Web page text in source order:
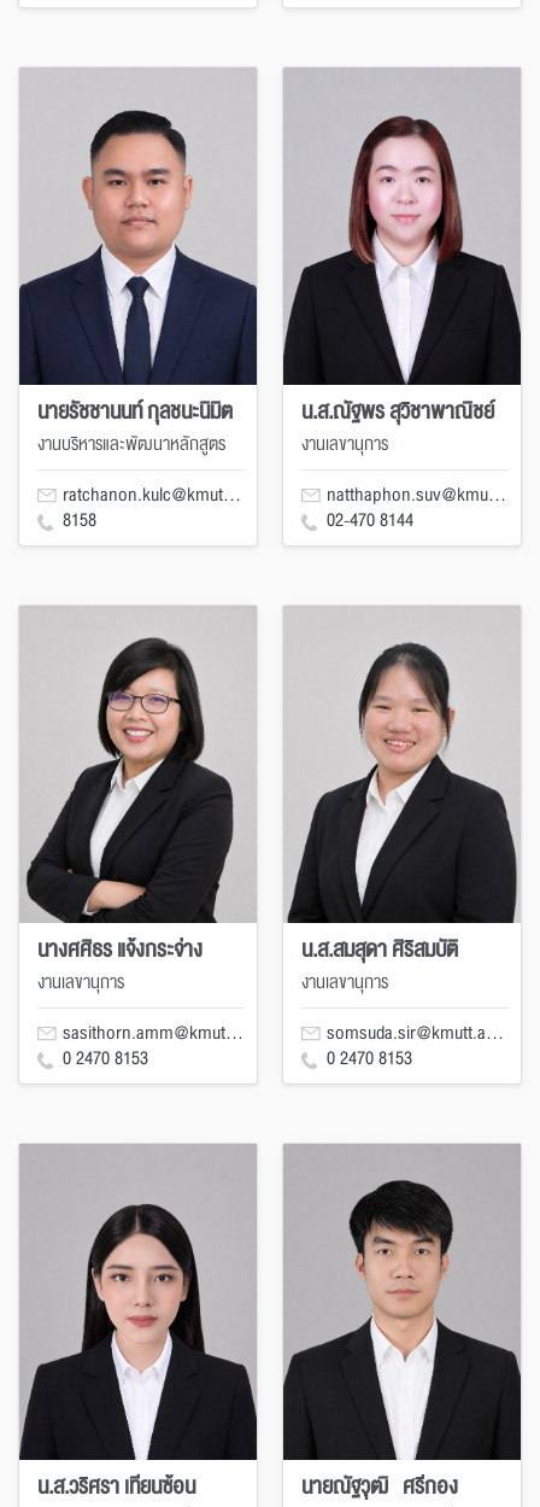
นายรัชชานนท์ กุลชนะนิมิต
งานบริหารและพัฒนาหลักสูตร
ratchanon.kulc@kmutt.ac.th
8158
น.ส.ณัฐพร สุวิชาพาณิชย์
งานเลขานุการ
natthaphon.suv@kmutt.ac.th
02-470 8144
นางศศิธร แจ้งกระจ่าง
งานเลขานุการ
sasithorn.amm@kmutt.ac.th
0 2470 8153
น.ส.สมสุดา ศิริสมบัติ
งานเลขานุการ
somsuda.sir@kmutt.ac.th
0 2470 8153
น.ส.วริศรา เทียนซ้อน นายณัฐวุฒิ ศรีกอง